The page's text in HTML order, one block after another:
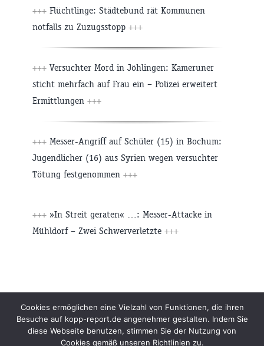
+++ Flüchtlinge: Städtebund rät Kommunen
notfalls zu Zuzugsstopp +++
+++ Versuchter Mord in Jöhlingen: Kameruner
sticht mehrfach auf Frau ein – Polizei erweitert
Ermittlungen +++
+++ Messer-Angriff auf Schüler (15) in Bochum:
Jugendlicher (16) aus Syrien wegen versuchter
Tötung festgenommen +++
+++ »In Streit geraten« …: Messer-Attacke in
Mühldorf – Zwei Schwerverletzte +++
Beiträge Archiv Impressum
Newsletter
Kopp Verlag
Datenschutzerklärung
Cookies ermöglichen eine Vielzahl von Funktionen, die ihren
Besuche auf kopp-report.de angenehmer gestalten. Indem Sie
diese Webseite benutzen, stimmen Sie der Nutzung von
Cookies gemäß unseren Richtlinien zu.